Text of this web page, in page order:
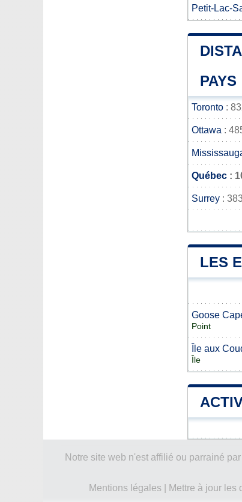
Petit-Lac-
PAYS
Toronto :
Ottawa :
Québec :
Surrey :
LES
Goose
Point
Île aux
Île
Notre site web n'est affilié ou parrainé
Mentions légales| Mettre à jour les